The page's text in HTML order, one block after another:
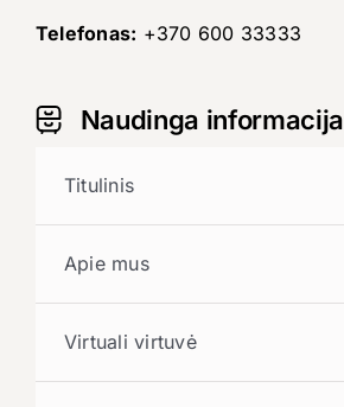
Telefonas: +370 600 33333
Naudinga informacija
Titulinis
Apie mus
Virtuali virtuvė